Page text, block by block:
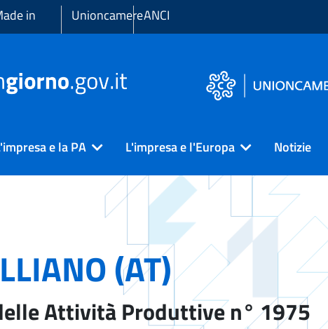
in
UnioncamereANCI
e la PA L'impresa e l'Europa Notizie
(AT)
Attività Produttive n° 1975